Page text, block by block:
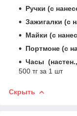
Ручки (с
Зажигалки (с
Майки (с
Портмоне (с
Часы
500 тг за 1 шт
Скрыть